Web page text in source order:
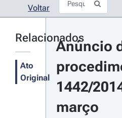
Voltar
Relacionados
Ato
Original
Anúncio
1442/
março